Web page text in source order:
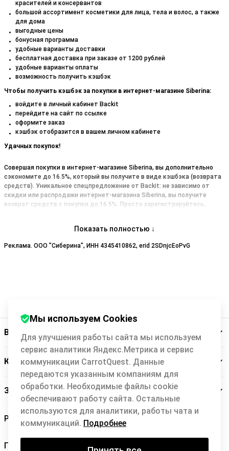
красителей и консервантов
большой ассортимент косметики для лица, тела и волос, а также
для дома
выгодные цены
бонусная программа
удобные варианты доставки
бесплатная доставка при заказе от 1200 рублей
удобные варианты оплаты
возможность получить кэшбэк
Чтобы получить кэшбэк за покупки в интернет-магазине Siberina:
войдите в личный кабинет Backit
перейдите на сайт по ссылке
оформите заказ
кэшбэк отобразится в вашем личном кабинете
Удачных покупок!
Совершая покупки в интернет-магазине Siberina, вы дополнительно
сэкономите до 16.5%, который вы получите в виде кэшбэка (возврата
средств). Уникальное спецпредложение от Backit: не зависимо от
скидки или распродажи интернет-магазина Siberina, вы получите
возврат средств с покупки до 16.5%. Просто зарегистрируйтесь,
Показать полностью ↓
Реклама. ООО "Сиберина", ИНН 4345410862, erid 2SDnjcEoPvG
Backit
Кэшбэк-сервис
Заботимся о вас
Правила Backit
Мы используем Cookies
Для улучшения работы сайта мы используем
сервис аналитики Яндекс.Метрика и сервис
коммуникации CarrotQuest. Данные
передаются указанным компаниям для
обработки. Необходимые файлы cookie
обеспечивают работу сайта. Остальные
используются для аналитики, работы чата и
коммуникаций. Подробнее